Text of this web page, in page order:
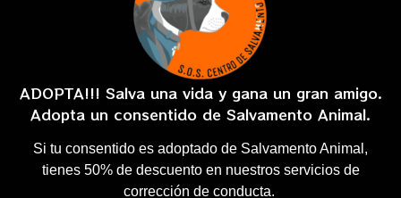
ADOPTA!!! Salva una vida y gana un gran amigo.
Adopta un consentido de Salvamento Animal.
Si tu consentido es adoptado de Salvamento Animal,
tienes 50% de descuento en nuestros servicios de
corrección de conducta.